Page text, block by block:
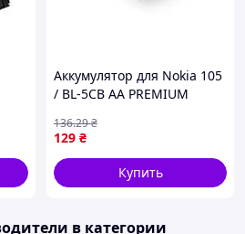
Аккумулятор для Nokia 105
/ BL-5CB AA PREMIUM
129 ₴
136.29₴
Купить
в категории